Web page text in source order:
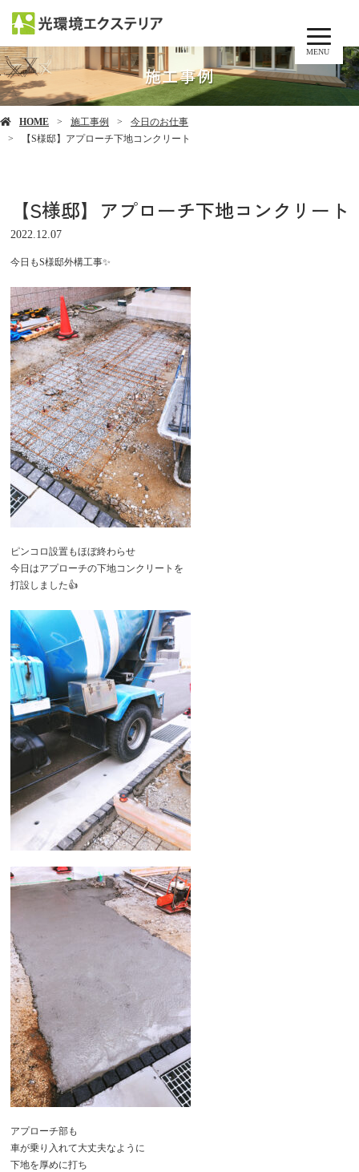
MENU
施工事例
HOME 施工事例
今日のお仕事
【S様邸】アプローチ下地コンクリート
【S様邸】アプローチ下地コンクリート
2022.12.07
今日もS様邸外構工事✨
ピンコロ設置もほぼ終わらせ
今日はアプローチの下地コンクリートを
打設しました👍
アプローチ部も
車が乗り入れて大丈夫なように
下地を厚めに打ち